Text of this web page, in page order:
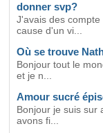
donner svp?
J'avais des
cause d'un vi...
Où se trouve
Bonjour tout le
et je n...
Amour sucré
Bonjour je suis sur
avons fi...